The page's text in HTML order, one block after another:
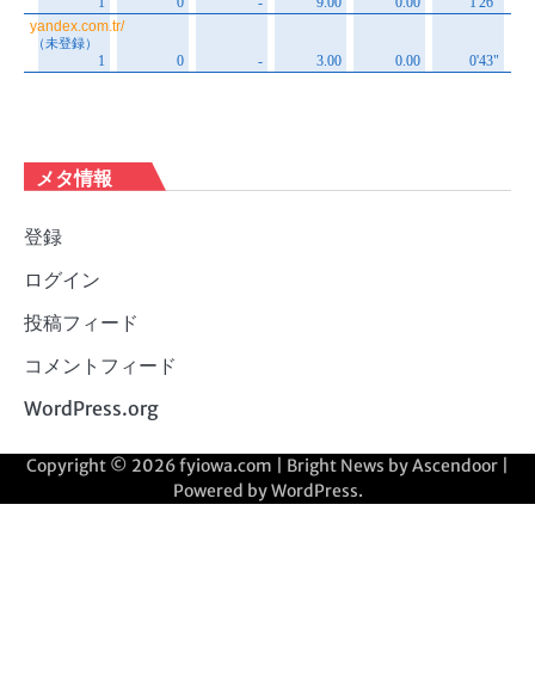
メタ情報
登録
ログイン
投稿フィード
コメントフィード
WordPress.org
Copyright © 2026fyiowa.com | Bright News byAscendoor
Powered byWordPress.